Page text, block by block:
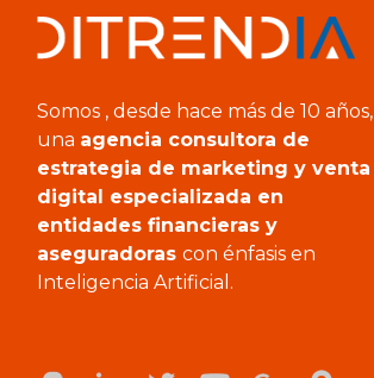
Somos , desde hace más de 10 años,
una agencia consultora de
estrategia de marketing y venta
digital especializada en
entidades financieras y
aseguradorascon énfasis en
Inteligencia Artificial.